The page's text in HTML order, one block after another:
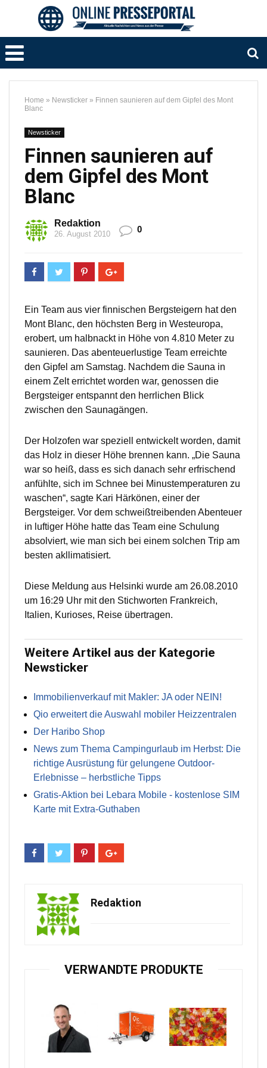
Home » Newsticker » Finnen saunieren auf dem Gipfel des Mont
Blanc
Newsticker
Finnen saunieren auf
dem Gipfel des Mont
Blanc
Redaktion
26. August 2010 0
Ein Team aus vier finnischen Bergsteigern hat den
Mont Blanc, den höchsten Berg in Westeuropa,
erobert, um halbnackt in Höhe von 4.810 Meter zu
saunieren. Das abenteuerlustige Team erreichte
den Gipfel am Samstag. Nachdem die Sauna in
einem Zelt errichtet worden war, genossen die
Bergsteiger entspannt den herrlichen Blick
zwischen den Saunagängen.
Der Holzofen war speziell entwickelt worden, damit
das Holz in dieser Höhe brennen kann. „Die Sauna
war so heiß, dass es sich danach sehr erfrischend
anfühlte, sich im Schnee bei Minustemperaturen zu
waschen“, sagte Kari Härkönen, einer der
Bergsteiger. Vor dem schweißtreibenden Abenteuer
in luftiger Höhe hatte das Team eine Schulung
absolviert, wie man sich bei einem solchen Trip am
besten akllimatisiert.
Diese Meldung aus Helsinki wurde am 26.08.2010
um 16:29 Uhr mit den Stichworten Frankreich,
Italien, Kurioses, Reise übertragen.
Weitere Artikel aus der Kategorie
Newsticker
Immobilienverkauf mit Makler: JA oder NEIN!
Qio erweitert die Auswahl mobiler Heizzentralen
Der Haribo Shop
News zum Thema Campingurlaub im Herbst: Die
richtige Ausrüstung für gelungene Outdoor-
Erlebnisse – herbstliche Tipps
Gratis-Aktion bei Lebara Mobile - kostenlose SIM
Karte mit Extra-Guthaben
Redaktion
VERWANDTE PRODUKTE